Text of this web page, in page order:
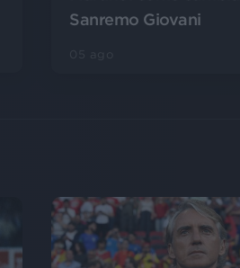
Sanremo Giovani